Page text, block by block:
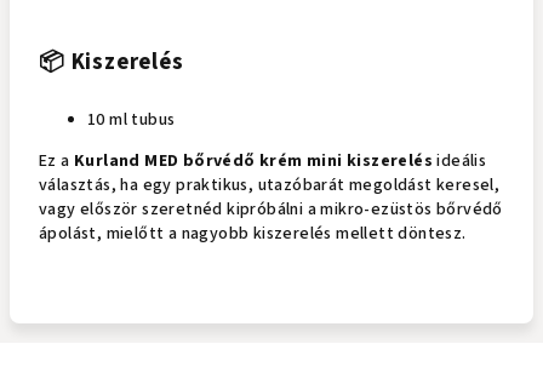
📦 Kiszerelés
10 ml tubus
Ez a Kurland MED bőrvédő krém mini kiszerelés ideális
választás, ha egy praktikus, utazóbarát megoldást keresel,
vagy először szeretnéd kipróbálni a mikro-ezüstös bőrvédő
ápolást, mielőtt a nagyobb kiszerelés mellett döntesz.